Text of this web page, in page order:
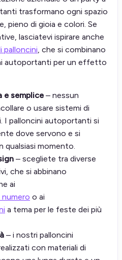
trasformano ogni spazio
pieno di gioia e colori. Se
lasciatevi ispirare anche
palloncini, che si combinano
autoportanti per un effetto
e semplice – nessun
o usare sistemi di
I palloncini autoportanti si
dove servono e si
qualsiasi momento.
– scegliete tra diverse
che si abbinano
ai
numero o ai
a tema per le feste dei più
– i nostri palloncini
con materiali di